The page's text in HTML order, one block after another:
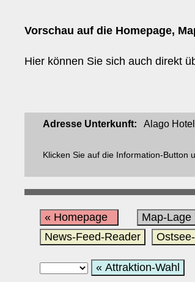
Vorschau auf die Homepage,
Hier können Sie sich auch direkt
Adresse Unterkunft: Alago
Klicken Sie auf die Information-Button